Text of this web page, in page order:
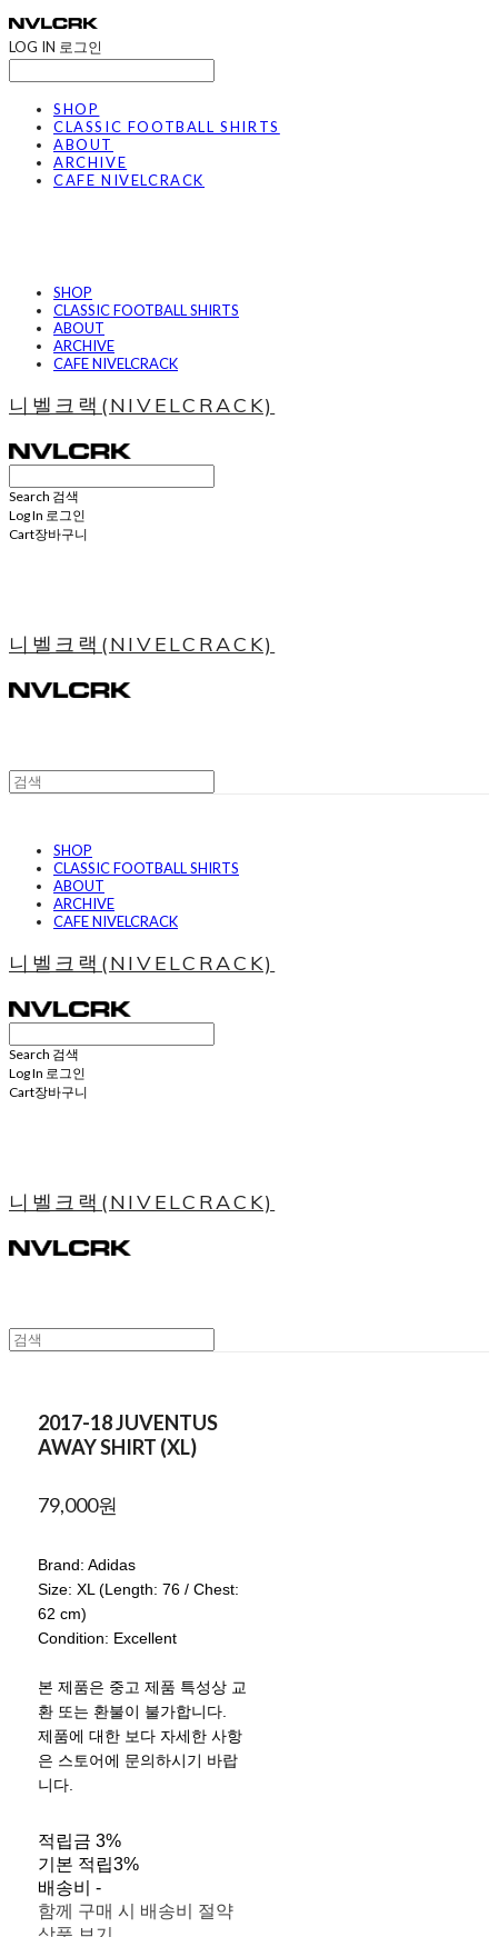
LOG IN 로그인
SHOP
CLASSIC FOOTBALL SHIRTS
ABOUT
ARCHIVE
CAFE NIVELCRACK
SHOP
CLASSIC FOOTBALL SHIRTS
ABOUT
ARCHIVE
CAFE NIVELCRACK
니벨크랙(NIVELCRACK)
Search 검색
Log In 로그인
Cart장바구니
니벨크랙(NIVELCRACK)
SHOP
CLASSIC FOOTBALL SHIRTS
ABOUT
ARCHIVE
CAFE NIVELCRACK
니벨크랙(NIVELCRACK)
Search 검색
Log In 로그인
Cart장바구니
니벨크랙(NIVELCRACK)
2017-18 JUVENTUS
AWAY SHIRT (XL)
79,000원
Brand: Adidas
Size: XL (Length: 76 / Chest:
62 cm)
Condition: Excellent
본 제품은 중고 제품 특성상 교
환 또는 환불이 불가합니다.
제품에 대한 보다 자세한 사항
은 스토어에 문의하시기 바랍
니다.
적립금 3%
기본 적립3%
배송비 -
함께 구매 시 배송비 절약